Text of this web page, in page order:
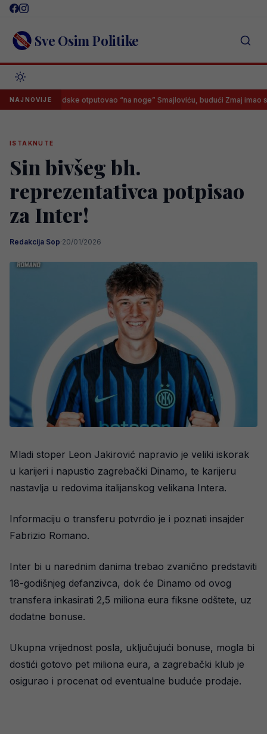
Skip
content Sve Osim Politike
NAJNOVIJE
Švedske otputovao “na noge” Smajloviću, budući Zmaj imao samo
ISTAKNUTE
Sin bivšeg bh.
reprezentativca potpisao
za Inter!
Redakcija Sop·20/01/2026
Mladi stoper Leon Jakirović napravio je veliki iskorak
u karijeri i napustio zagrebački Dinamo, te karijeru
nastavlja u redovima italijanskog velikana Intera.
Informaciju o transferu potvrdio je i poznati insajder
Fabrizio Romano.
Inter bi u narednim danima trebao zvanično predstaviti
18-godišnjeg defanzivca, dok će Dinamo od ovog
transfera inkasirati 2,5 miliona eura fiksne odštete, uz
dodatne bonuse.
Ukupna vrijednost posla, uključujući bonuse, mogla bi
dostići gotovo pet miliona eura, a zagrebački klub je
osigurao i procenat od eventualne buduće prodaje.